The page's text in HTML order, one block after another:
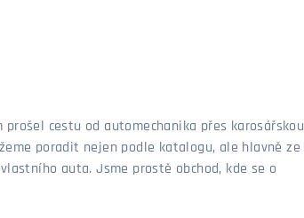
cestu od automechanika přes karosářskou
poradit nejen podle katalogu, ale hlavně ze
auta. Jsme prostě obchod, kde se o